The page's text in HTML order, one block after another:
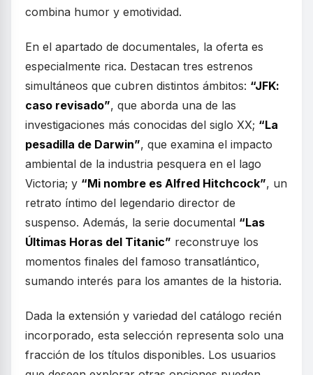
combina humor y emotividad.
En el apartado de documentales, la oferta es
especialmente rica. Destacan tres estrenos
simultáneos que cubren distintos ámbitos: “JFK:
caso revisado”, que aborda una de las
investigaciones más conocidas del siglo XX; “La
pesadilla de Darwin”, que examina el impacto
ambiental de la industria pesquera en el lago
Victoria; y “Mi nombre es Alfred Hitchcock”, un
retrato íntimo del legendario director de
suspenso. Además, la serie documental “Las
Últimas Horas del Titanic” reconstruye los
momentos finales del famoso transatlántico,
sumando interés para los amantes de la historia.
Dada la extensión y variedad del catálogo recién
incorporado, esta selección representa solo una
fracción de los títulos disponibles. Los usuarios